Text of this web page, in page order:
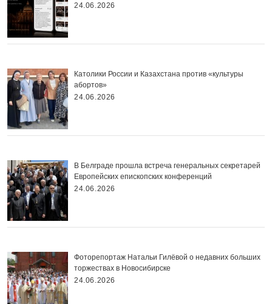
24.06.2026
Католики России и Казахстана против «культуры
абортов»
24.06.2026
В Белграде прошла встреча генеральных секретарей
Европейских епископских конференций
24.06.2026
Фоторепортаж Натальи Гилёвой о недавних больших
торжествах в Новосибирске
24.06.2026